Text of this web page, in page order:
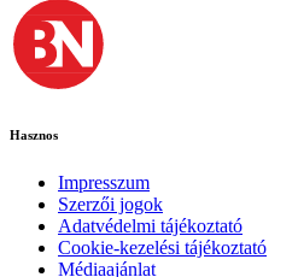
Hasznos
Impresszum
Szerzői jogok
Adatvédelmi tájékoztató
Cookie-kezelési tájékoztató
Médiaajánlat